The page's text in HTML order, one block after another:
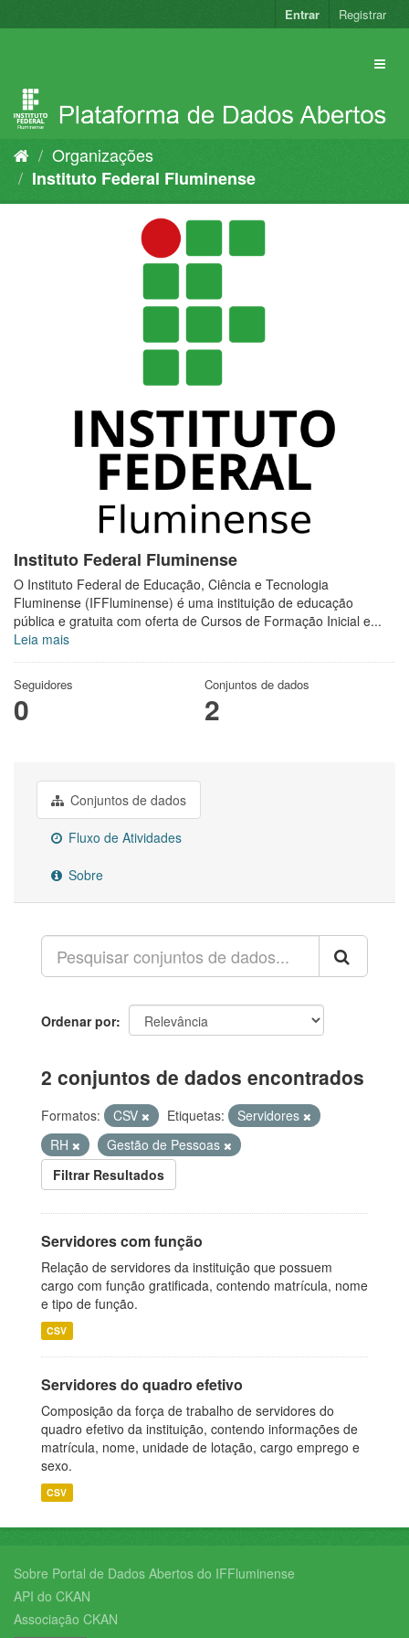
para
Entrar Registrar
Organizações
Instituto Federal Fluminense
Instituto Federal Fluminense
O Instituto Federal de Educação, Ciência e Tecnologia
Fluminense (IFFluminense) é uma instituição de educação
pública e gratuita com oferta de Cursos de Formação Inicial e...
Leia mais
Seguidores
0
Conjuntos de dados
2
Conjuntos de dados
Fluxo de Atividades
Sobre
Ordenar por
2 conjuntos de dados encontrados
Formatos: CSV Etiquetas:
Servidores
RH
Gestão de Pessoas
Filtrar Resultados
Servidores com função
Relação de servidores da instituição que possuem
cargo com função gratificada, contendo matrícula, nome
e tipo de função.
CSV
Servidores do quadro efetivo
Composição da força de trabalho de servidores do
quadro efetivo da instituição, contendo informações de
matrícula, nome, unidade de lotação, cargo emprego e
sexo.
CSV
Sobre Portal de Dados Abertos do IFFluminense
API do CKAN
Associação CKAN